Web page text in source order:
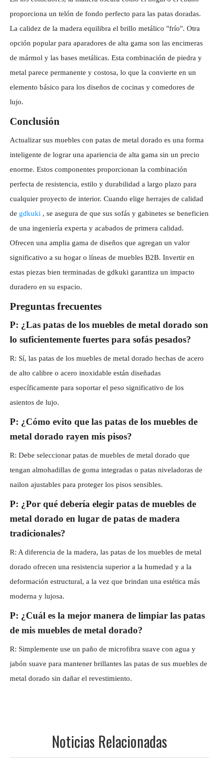
proporciona un telón de fondo perfecto para las patas doradas.
La calidez de la madera equilibra el brillo metálico "frío". Otra
opción popular para aparadores de alta gama son las encimeras
de mármol y las bases metálicas. Esta combinación de piedra y
metal parece permanente y costosa, lo que la convierte en un
elemento básico para los diseños de cocinas y comedores de
lujo.
Conclusión
Actualizar sus muebles con patas de metal dorado es una forma
inteligente de lograr una apariencia de alta gama sin un precio
enorme. Estos componentes proporcionan la combinación
perfecta de resistencia, estilo y durabilidad a largo plazo para
cualquier proyecto de interior. Cuando elige herrajes de calidad
de gdkuki , se asegura de que sus sofás y gabinetes se beneficien
de una ingeniería experta y acabados de primera calidad.
Ofrecen una amplia gama de diseños que agregan un valor
significativo a su hogar o líneas de muebles B2B. Invertir en
estas piezas bien terminadas de gdkuki garantiza un impacto
duradero en su espacio.
Preguntas frecuentes
P: ¿Las patas de los muebles de metal dorado son
lo suficientemente fuertes para sofás pesados?
R: Sí, las patas de los muebles de metal dorado hechas de acero
de alto calibre o acero inoxidable están diseñadas
específicamente para soportar el peso significativo de los
asientos de lujo.
P: ¿Cómo evito que las patas de los muebles de
metal dorado rayen mis pisos?
R: Debe seleccionar patas de muebles de metal dorado que
tengan almohadillas de goma integradas o patas niveladoras de
nailon ajustables para proteger los pisos sensibles.
P: ¿Por qué debería elegir patas de muebles de
metal dorado en lugar de patas de madera
tradicionales?
R: A diferencia de la madera, las patas de los muebles de metal
dorado ofrecen una resistencia superior a la humedad y a la
deformación estructural, a la vez que brindan una estética más
moderna y lujosa.
P: ¿Cuál es la mejor manera de limpiar las patas
de mis muebles de metal dorado?
R: Simplemente use un paño de microfibra suave con agua y
jabón suave para mantener brillantes las patas de sus muebles de
metal dorado sin dañar el revestimiento.
Noticias Relacionadas